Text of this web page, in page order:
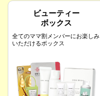
ビューティー
ボックス
全てのママ割メンバーにお楽しみ
いただけるボックス